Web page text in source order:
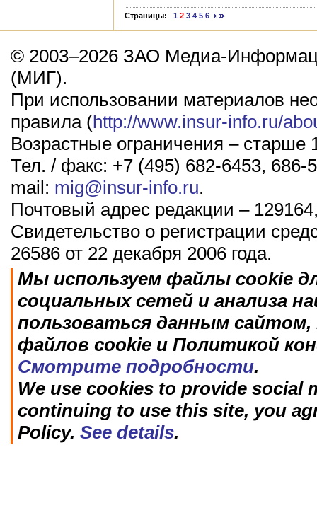
Страницы: 1 2 3 4 5 6
© 2003–2026 ЗАО Медиа-
(МИГ).
При использовании материалов
правила (http://www.insur-info.ru/
Возрастные ограничения – старше
Тел. / факс: +7 (495) 682-6453, 686-
mail: mig@insur-info.ru.
Почтовый адрес редакции –
Свидетельство о регистрации
26586 от 22 декабря 2006 года.
Мы используем файлы cookie
социальных сетей и анализа
пользоваться данным
файлов cookie и Политикой
Смотрите подробности.
We use cookies to provide social
continuing to use this site, you
Policy. See details.